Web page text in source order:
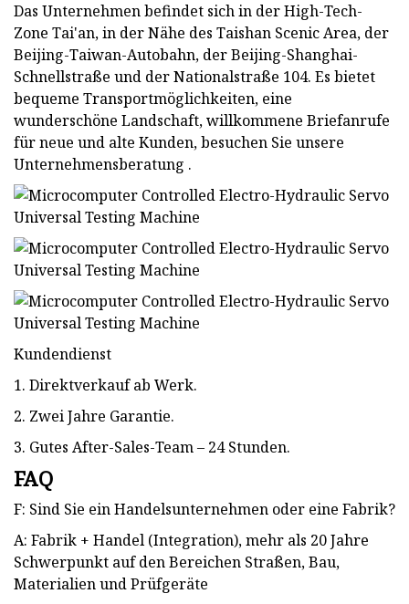
Das Unternehmen befindet sich in der High-Tech-
Zone Tai'an, in der Nähe des Taishan Scenic Area, der
Beijing-Taiwan-Autobahn, der Beijing-Shanghai-
Schnellstraße und der Nationalstraße 104. Es bietet
bequeme Transportmöglichkeiten, eine
wunderschöne Landschaft, willkommene Briefanrufe
für neue und alte Kunden, besuchen Sie unsere
Unternehmensberatung .
Kundendienst
1. Direktverkauf ab Werk.
2. Zwei Jahre Garantie.
3. Gutes After-Sales-Team – 24 Stunden.
FAQ
F: Sind Sie ein Handelsunternehmen oder eine Fabrik?
A: Fabrik + Handel (Integration), mehr als 20 Jahre
Schwerpunkt auf den Bereichen Straßen, Bau,
Materialien und Prüfgeräte